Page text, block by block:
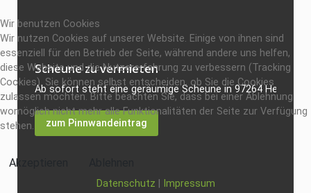
Scheune zu vermieten
Ab sofort steht eine geräumige Scheune in 97264
zum Pinnwandeintrag
Wir benutzen Cookies
Wir nutzen Cookies auf unserer Website. Einige von ihnen sind
essenziell für den Betrieb der Seite, während andere uns helfen,
diese Website und die Nutzererfahrung zu verbessern (Tracking
Cookies). Sie können selbst entscheiden, ob Sie die Cookies
zulassen möchten. Bitte beachten Sie, dass bei einer Ablehnung
womöglich nicht mehr alle Funktionalitäten der Seite zur Verfügung
stehen.
Akzeptieren
Datenschutz Impressum